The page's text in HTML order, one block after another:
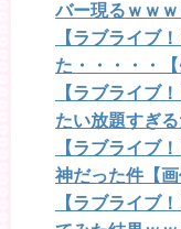
バー現るｗｗｗ
【ラブライブ
た・・・・・【
【ラブライブ
たい放題すぎる
【ラブライブ
神だった件【画
【ラブライブ